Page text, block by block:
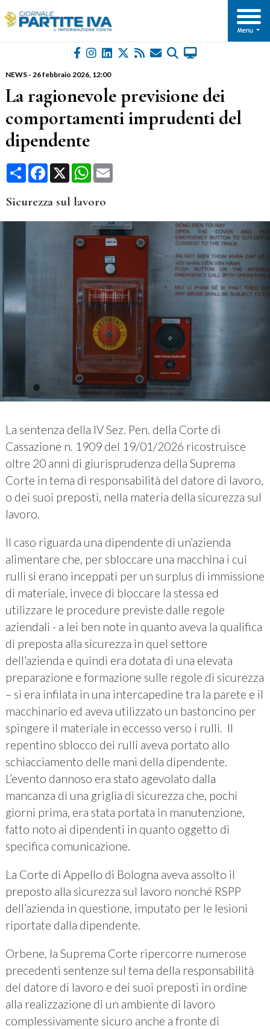
NEWS- 26 febbraio 2026, 12:00
La ragionevole previsione dei
comportamenti imprudenti del
dipendente
CondividiFacebook
X WhatsApp
Email
Sicurezza sul lavoro
La sentenza della IV Sez. Pen. della Corte di
Cassazione n. 1909 del 19/01/2026 ricostruisce
oltre 20 anni di giurisprudenza della Suprema
Corte in tema di responsabilità del datore di lavoro,
o dei suoi preposti, nella materia della sicurezza sul
lavoro.
Il caso riguarda una dipendente di un’azienda
alimentare che, per sbloccare una macchina i cui
rulli si erano inceppati per un surplus di immissione
di materiale, invece di bloccare la stessa ed
utilizzare le procedure previste dalle regole
aziendali - a lei ben note in quanto aveva la qualifica
di preposta alla sicurezza in quel settore
dell’azienda e quindi era dotata di una elevata
preparazione e formazione sulle regole di sicurezza
– si era infilata in una intercapedine tra la parete e il
macchinario ed aveva utilizzato un bastoncino per
spingere il materiale in eccesso verso i rulli. Il
repentino sblocco dei rulli aveva portato allo
schiacciamento delle mani della dipendente.
L’evento dannoso era stato agevolato dalla
mancanza di una griglia di sicurezza che, pochi
giorni prima, era stata portata in manutenzione,
fatto noto ai dipendenti in quanto oggetto di
specifica comunicazione.
La Corte di Appello di Bologna aveva assolto il
preposto alla sicurezza sul lavoro nonché RSPP
dell’azienda in questione, imputato per le lesioni
riportate dalla dipendente.
Orbene, la Suprema Corte ripercorre numerose
precedenti sentenze sul tema della responsabilità
del datore di lavoro e dei suoi preposti in ordine
alla realizzazione di un ambiente di lavoro
complessivamente sicuro anche a fronte di